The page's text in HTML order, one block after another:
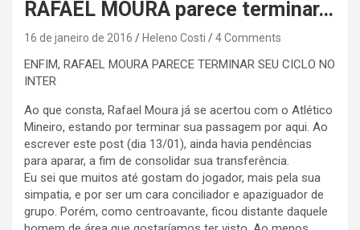
RAFAEL MOURA parece terminar…
16 de janeiro de 2016 Heleno Costi 4 Comments
ENFIM, RAFAEL MOURA PARECE TERMINAR SEU CICLO NO
INTER
Ao que consta, Rafael Moura já se acertou com o Atlético
Mineiro, estando por terminar sua passagem por aqui. Ao
escrever este post (dia 13/01), ainda havia pendências
para aparar, a fim de consolidar sua transferência.
Eu sei que muitos até gostam do jogador, mais pela sua
simpatia, e por ser um cara conciliador e apaziguador de
grupo. Porém, como centroavante, ficou distante daquele